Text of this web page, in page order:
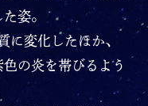
姿。
に変化したほか、
の炎を帯びるよう